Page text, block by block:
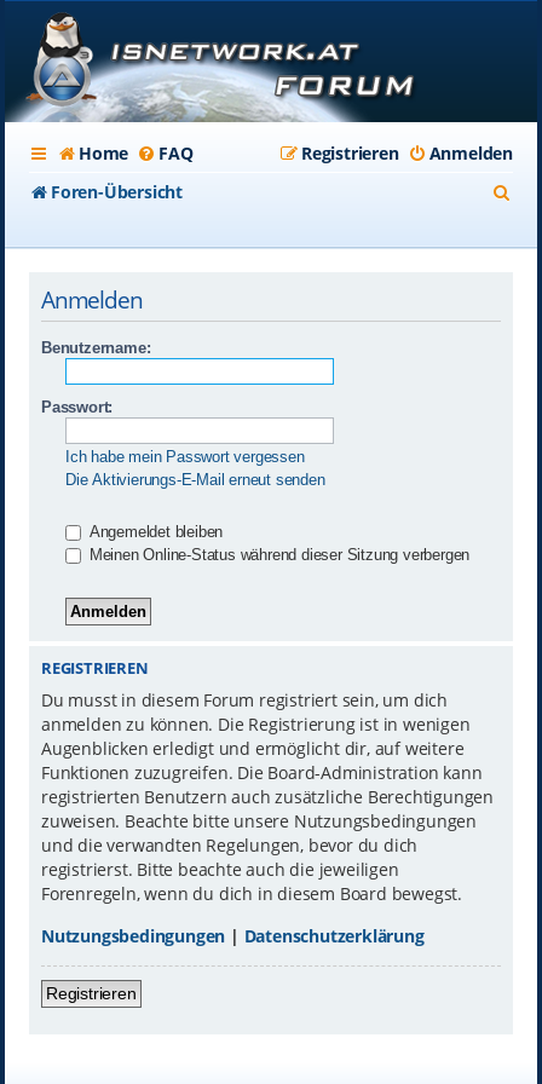
Home FAQ Anmelden
Registrieren
Foren-Übersicht
Anmelden
Benutzername:
Passwort:
Ich habe mein Passwort vergessen
Die Aktivierungs-E-Mail erneut senden
Angemeldet bleiben
Meinen Online-Status während dieser Sitzung verbergen
REGISTRIEREN
Du musst in diesem Forum registriert sein, um dich
anmelden zu können. Die Registrierung ist in wenigen
Augenblicken erledigt und ermöglicht dir, auf weitere
Funktionen zuzugreifen. Die Board-Administration kann
registrierten Benutzern auch zusätzliche Berechtigungen
zuweisen. Beachte bitte unsere Nutzungsbedingungen
und die verwandten Regelungen, bevor du dich
registrierst. Bitte beachte auch die jeweiligen
Forenregeln, wenn du dich in diesem Board bewegst.
Nutzungsbedingungen | Datenschutzerklärung
Registrieren